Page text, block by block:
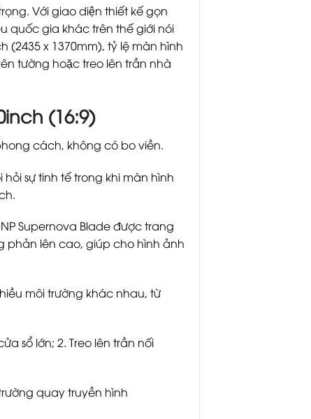
Với giao diện thiết kế gọn
quốc gia khác trên thế giới nói
(2435 x 1370mm), tỷ lệ màn hình
tường hoặc treo lên trần nhà
(16:9)
cách, không có bo viền.
sự tinh tế trong khi màn hình
Supernova Blade được trang
phản lên cao, giúp cho hình ảnh
môi trường khác nhau, từ
sổ lớn; 2. Treo lên trần nối
quay truyền hình